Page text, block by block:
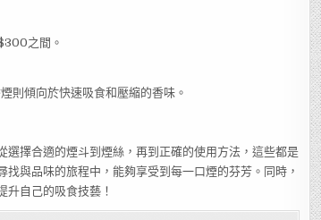
之間。
則傾向於快速吸食和壓縮的香味。
擇合適的煙斗到煙絲，再到正確的使用方法，這些都是
與品味的旅程中，能夠享受到每一口煙的芬芳。同時，
升自己的吸食技藝！